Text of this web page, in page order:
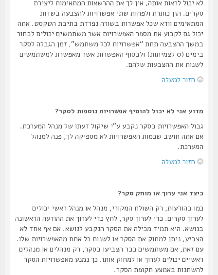
לא יכול לראות אותה, אין לך את ההרשאות המתאימות ליצירת
סקרים. הזן כותרת ולפחות שתי אפשרויות להצבעה בשדות
המתאימים וודא שכל אפשרות בשורה נפרדת בתיבת הטקסט. אתה
יכול גם לקבוע את מספר האפשרויות אשר משתמשים יכולים לבחור
במשך ההצבעה תחת “אפשרויות לכל משתמש”, זמן הגבלה לסקר
בימים (0 לצמיתות) ולבסוף האפשרות אשר מאפשרת למשתמשים
לשנות את ההצבעות שלהם.
חזור למעלה
מדוע אני לא יכול להוסיף אפשרויות נוספות לסקר?
גבול האפשרויות בסקר נקבע ע"י שיקול דעתו של מנהל המערכת.
אם אתה חושב שכמות האפשרויות לא מספיקה לך, פנה למנהל
המערכת.
חזור למעלה
כיצד אני ערוך או מוחק סקר?
כמו בהודעות, רק השולח המקורי, מנהל או מנהל ראשי יכולים
לערוך סקרים. כדי לערוך סקר, לחץ כדי לערוך את ההודעה הראשונה
בנושא. היא תמיד מכילה את הסקר הנקבע לנושא. אם אף אחד לא
הצביע, ניתן למחוק את הסקר או לשנות כל אחת מהאפשרויות שלו.
עם זאת, אם משתמשים כבר הצביעו בסקר, רק מנהלים או מנהלים
ראשיים יכולים לערוך או למחוק אותו. כך נמנע מאפשרויות הסקר
להשתנות באמצע תקופת הסקר.